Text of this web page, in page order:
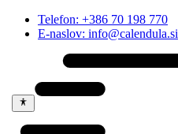
Telefon: +386 70 198 770
E-naslov: info@calendula.si